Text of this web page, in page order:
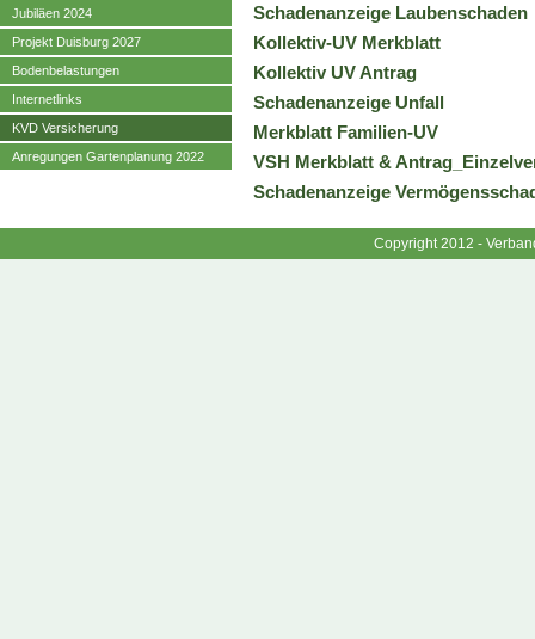
Schadenanzeige Laubenschaden
Kollektiv-UV Merkblatt
Kollektiv UV Antrag
Schadenanzeige Unfall
Merkblatt Familien-UV
VSH Merkblatt &
Schadenanzeige
Jubiläen 2024
Projekt Duisburg 2027
Bodenbelastungen
Internetlinks
KVD Versicherung
Anregungen Gartenplanung 2022
Copyright 2012 -